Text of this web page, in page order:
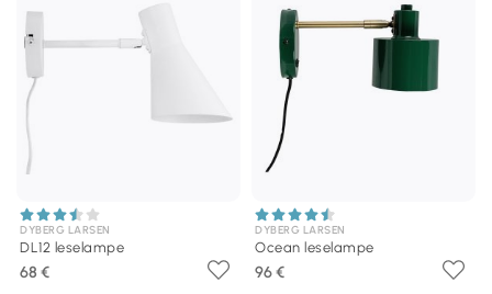
DYBERG LARSEN
DL12 leselampe
68 €
DYBERG LARSEN
Ocean leselampe
96 €